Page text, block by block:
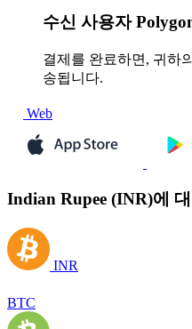
수신 사용자
결제를 완료하면, 귀하
송됩니다.
Web
Indian Rupee (INR)에
INR
BTC